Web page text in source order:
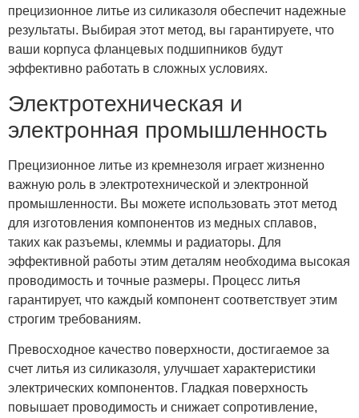
прецизионное литье из силиказоля обеспечит надежные
результаты. Выбирая этот метод, вы гарантируете, что
ваши корпуса фланцевых подшипников будут
эффективно работать в сложных условиях.
Электротехническая и
электронная промышленность
Прецизионное литье из кремнезоля играет жизненно
важную роль в электротехнической и электронной
промышленности. Вы можете использовать этот метод
для изготовления компонентов из медных сплавов,
таких как разъемы, клеммы и радиаторы. Для
эффективной работы этим деталям необходима высокая
проводимость и точные размеры. Процесс литья
гарантирует, что каждый компонент соответствует этим
строгим требованиям.
Превосходное качество поверхности, достигаемое за
счет литья из силиказоля, улучшает характеристики
электрических компонентов. Гладкая поверхность
повышает проводимость и снижает сопротивление,